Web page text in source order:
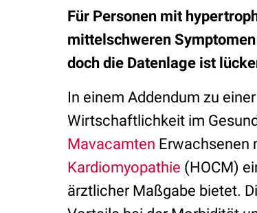
Für Personen mit
mittelschweren
doch die Datenlage ist
In einem Addendum zu
Wirtschaftlichkeit im
Mavacamten Erwachsenen
Kardiomyopathie (HOCM)
ärztlicher Maßgabe bietet.